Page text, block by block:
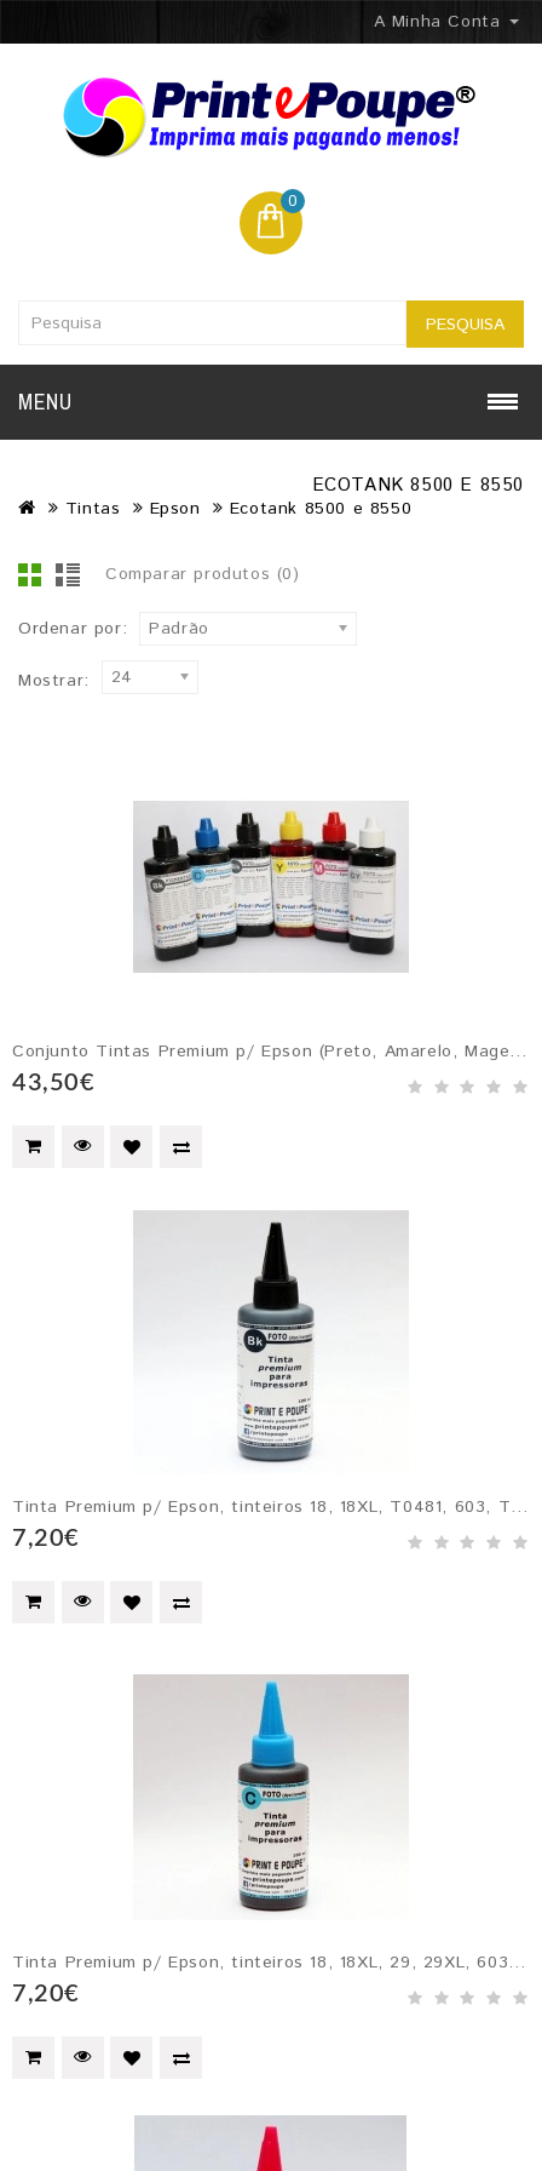
A Minha Conta
0
PESQUISA
MENU
ECOTANK 8500 E 8550
Tintas Epson Ecotank 8500 e 8550
Comparar produtos (0)
Ordenar por: Padrão
Mostrar: 24
Conjunto Tintas Premium p/ Epson (Preto, Amarelo, Magenta, Ciano, Cinzento e Preto Pigmentado)
43,50€
Tinta Premium p/ Epson, tinteiros 18, 18XL, T0481, 603, T0791, T0801, 664 Ecotank, etc. PRETO
7,20€
Tinta Premium p/ Epson, tinteiros 18, 18XL, 29, 29XL, 603, T0482, T0792, T0802, Ecotank 664 e 774, etc. CIANO
7,20€